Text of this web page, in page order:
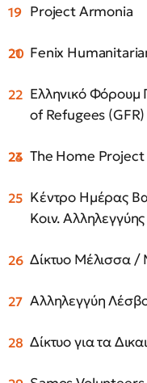
Project Armonia
Fenix
Ελληνικό
of Refugees (GFR)
The Home Project
Κέντρο Ημέρας
Κοιν. Αλληλεγγύης
Δίκτυο Μέλισσα /
Αλληλεγγύη
Δίκτυο για τα